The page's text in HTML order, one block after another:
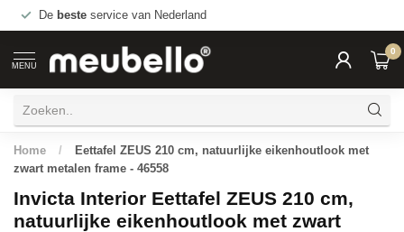
De beste service van Nederland
MENU
0
Home /
Eettafel ZEUS 210 cm, natuurlijke eikenhoutlook met
zwart metalen frame - 46558
Invicta Interior Eettafel ZEUS 210 cm,
natuurlijke eikenhoutlook met zwart